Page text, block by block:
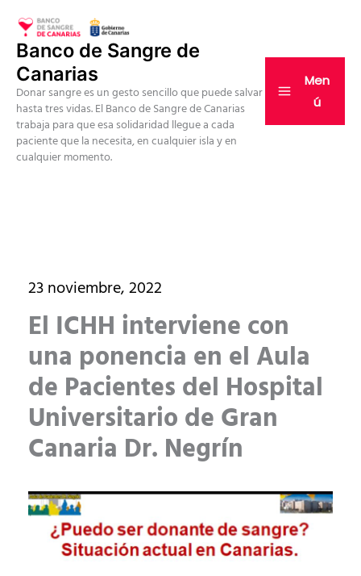
contenido
Banco de Sangre de
Canarias
Donar sangre es un gesto sencillo que puede salvar
hasta tres vidas. El Banco de Sangre de Canarias
trabaja para que esa solidaridad llegue a cada
paciente que la necesita, en cualquier isla y en
cualquier momento.
Men
ú
23 noviembre, 2022
El ICHH interviene con
una ponencia en el Aula
de Pacientes del Hospital
Universitario de Gran
Canaria Dr. Negrín